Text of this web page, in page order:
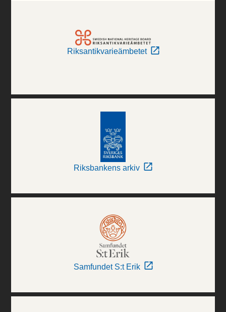
Riksantikvarieämbetet
Riksbankens arkiv
Samfundet S:t Erik